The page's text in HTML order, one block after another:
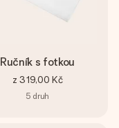
Ručník s fotkou
z 319,00 Kč
5 druh